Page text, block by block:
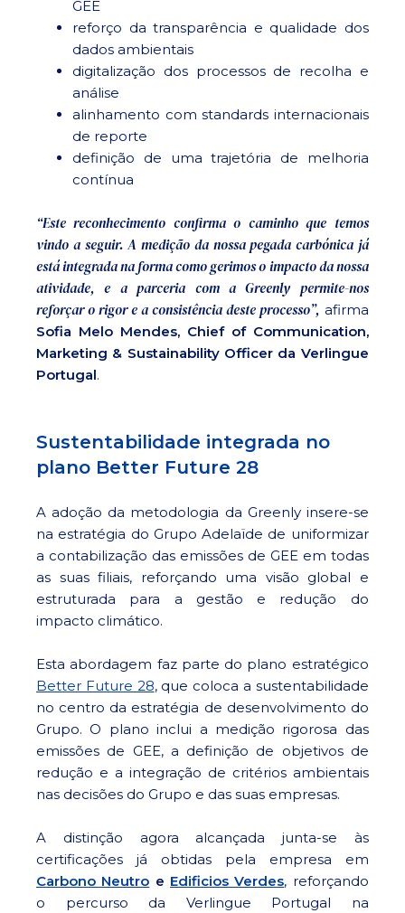
GEE
reforço da transparência e qualidade dos
dados ambientais
digitalização dos processos de recolha e
análise
alinhamento com standards internacionais
de reporte
definição de uma trajetória de melhoria
contínua
“Este reconhecimento confirma o caminho que temos
vindo a seguir. A medição da nossa pegada carbónica já
está integrada na forma como gerimos o impacto da nossa
atividade, e a parceria com a Greenly permite-nos
reforçar o rigor e a consistência deste processo”, afirma
Sofia Melo Mendes, Chief of Communication,
Marketing & Sustainability Officer da Verlingue
Portugal.
Sustentabilidade integrada no
plano Better Future 28
A adoção da metodologia da Greenly insere-se
na estratégia do Grupo Adelaïde de uniformizar
a contabilização das emissões de GEE em todas
as suas filiais, reforçando uma visão global e
estruturada para a gestão e redução do
impacto climático.
Esta abordagem faz parte do plano estratégico
Better Future 28, que coloca a sustentabilidade
no centro da estratégia de desenvolvimento do
Grupo. O plano inclui a medição rigorosa das
emissões de GEE, a definição de objetivos de
redução e a integração de critérios ambientais
nas decisões do Grupo e das suas empresas.
A distinção agora alcançada junta-se às
certificações já obtidas pela empresa em
Carbono Neutro e Edificios Verdes, reforçando
o percurso da Verlingue Portugal na